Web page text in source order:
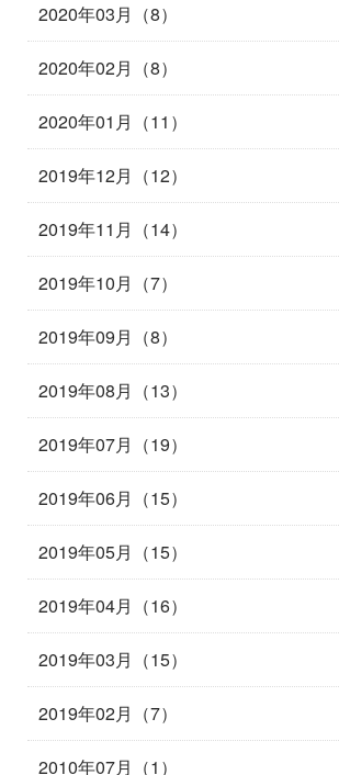
2020年03月（8）
2020年02月（8）
2020年01月（11）
2019年12月（12）
2019年11月（14）
2019年10月（7）
2019年09月（8）
2019年08月（13）
2019年07月（19）
2019年06月（15）
2019年05月（15）
2019年04月（16）
2019年03月（15）
2019年02月（7）
2010年07月（1）